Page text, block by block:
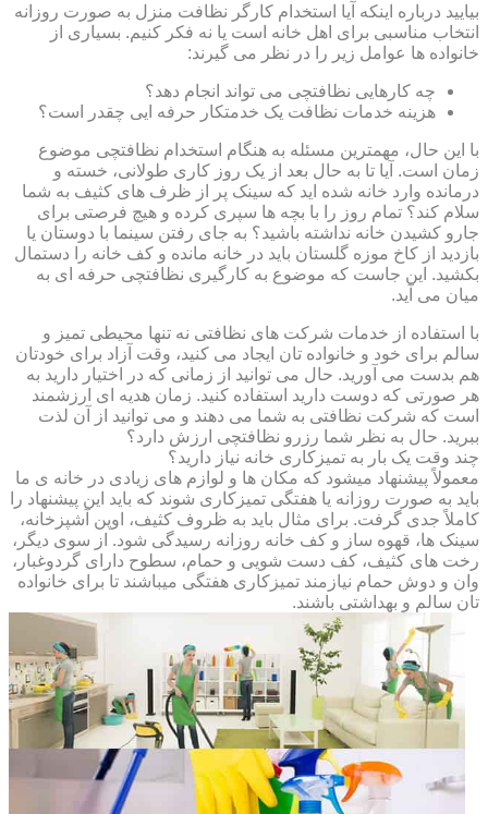
بیایید درباره اینکه آیا استخدام کارگر نظافت منزل به صورت روزانه
انتخاب مناسبی برای اهل خانه است یا نه فکر کنیم. بسیاری از
خانواده ها عوامل زیر را در نظر می گیرند:
چه کارهایی نظافتچی می تواند انجام دهد؟
هزینه خدمات نظافت یک خدمتکار حرفه ایی چقدر است؟
با این حال، مهمترین مسئله به هنگام استخدام نظافتچی موضوع
زمان است. آیا تا به حال بعد از یک روز کاری طولانی، خسته و
درمانده وارد خانه شده اید که سینک پر از ظرف های کثیف به شما
سلام کند؟ تمام روز را با بچه ها سپری کرده و هیچ فرصتی برای
جارو کشیدن خانه نداشته باشید؟ به جای رفتن سینما با دوستان یا
بازدید از کاخ موزه گلستان باید در خانه مانده و کف خانه را دستمال
بکشید. این جاست که موضوع به کارگیری نظافتچی حرفه ای به
میان می آید.
با استفاده از خدمات شرکت های نظافتی نه تنها محیطی تمیز و
سالم برای خود و خانواده تان ایجاد می کنید، وقت آزاد برای خودتان
هم بدست می آورید. حال می توانید از زمانی که در اختیار دارید به
هر صورتی که دوست دارید استفاده کنید. زمان هدیه ای ارزشمند
است که شرکت نظافتی به شما می دهند و می توانید از آن لذت
ببرید. حال به نظر شما رزرو نظافتچی ارزش دارد؟
چند وقت یک بار به تمیزکاری خانه نیاز دارید؟
معمولاً پیشنهاد میشود که مکان ها و لوازم های زیادی در خانه ی ما
باید به صورت روزانه یا هفتگی تمیزکاری شوند که باید این پیشنهاد را
کاملاً جدی گرفت. برای مثال باید به ظروف کثیف، اوپن آشپزخانه،
سینک ها، قهوه ساز و کف خانه روزانه رسیدگی شود. از سوی دیگر،
رخت های کثیف، کف دست شویی و حمام، سطوح دارای گردوغبار،
وان و دوش حمام نیازمند تمیزکاری هفتگی میباشند تا برای خانواده
تان سالم و بهداشتی باشند.